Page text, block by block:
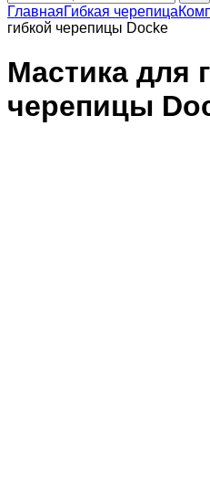
ГлавнаяГибкая черепица
гибкой черепицы Docke
Мастика для
черепицы